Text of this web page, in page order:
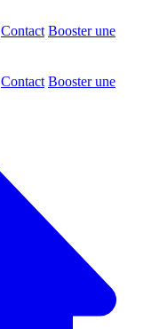
Contact Booster une
Contact Booster une